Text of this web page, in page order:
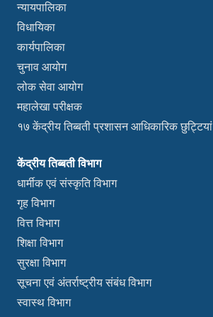
न्यायपालिका
विधायिका
कार्यपालिका
चुनाव आयोग
लोक सेवा आयोग
महालेखा परीक्षक
१७ केंद्रीय तिब्बती प्रशासन आधिकारिक छुट्टियां
केंद्रीय तिब्बती विभाग
धार्मीक एवं संस्कृति विभाग
गृह विभाग
वित्त विभाग
शिक्षा विभाग
सुरक्षा विभाग
सूचना एवं अंतर्राष्ट्रीय संबंध विभाग
स्वास्थ विभाग